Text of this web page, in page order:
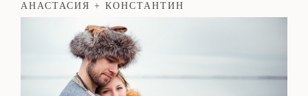
АНАСТАСИЯ + КОНСТАНТИН